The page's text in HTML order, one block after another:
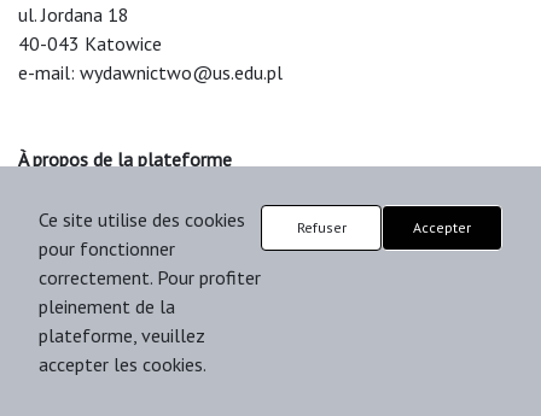
ul. Jordana 18
40-043 Katowice
e-mail: wydawnictwo@us.edu.pl
À propos de la plateforme
Support & Customization by LIBCOM
Platform & Workflow by OJS/PKP
Ce site utilise des cookies
pour fonctionner
correctement. Pour profiter
pleinement de la
plateforme, veuillez
accepter les cookies.
Refuser Accepter